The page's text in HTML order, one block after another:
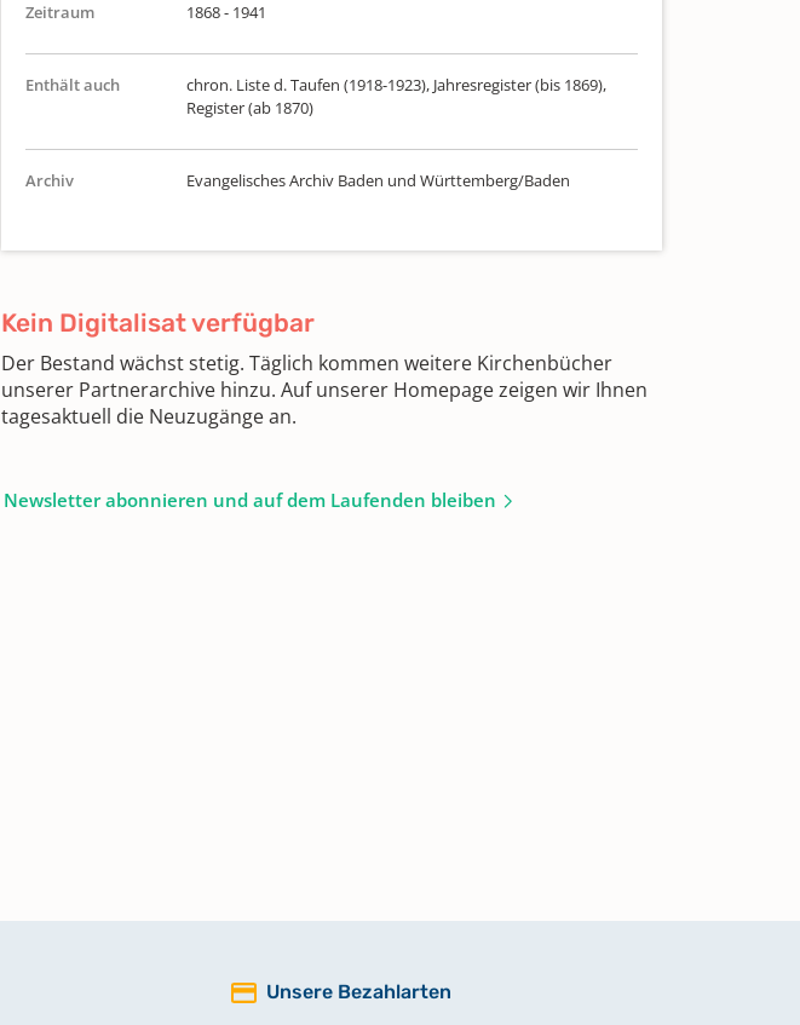
Zeitraum 1868 - 1941
Enthält auch
chron. Liste d. Taufen (1918-1923), Jahresregister (bis 1869),
Register (ab 1870)
Archiv Evangelisches Archiv Baden und Württemberg/Baden
Kein Digitalisat verfügbar
Der Bestand wächst stetig. Täglich kommen weitere Kirchenbücher
unserer Partnerarchive hinzu. Auf unserer Homepage zeigen wir Ihnen
tagesaktuell die Neuzugänge an.
Newsletter abonnieren und auf dem Laufenden bleiben
Unsere Bezahlarten